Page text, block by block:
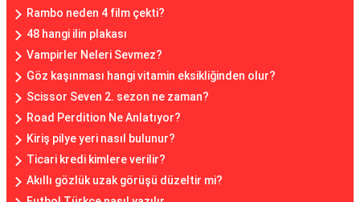
Rambo neden 4 film çekti?
48 hangi ilin plakası
Vampirler Neleri Sevmez?
Göz kaşınması hangi vitamin eksikliğinden olur?
Scissor Seven 2. sezon ne zaman?
Road Perdition Ne Anlatıyor?
Kiriş pilye yeri nasıl bulunur?
Ticari kredi kimlere verilir?
Akıllı gözlük uzak görüşü düzeltir mi?